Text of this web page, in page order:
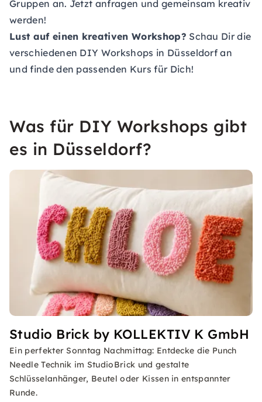
Gruppen an. Jetzt anfragen und gemeinsam kreativ
werden!
Lust auf einen kreativen Workshop? Schau Dir die
verschiedenen DIY Workshops in Düsseldorf an
und finde den passenden Kurs für Dich!
Was für DIY Workshops gibt
es in Düsseldorf?
Studio Brick by KOLLEKTIV K GmbH
Ein perfekter Sonntag Nachmittag: Entdecke die Punch
Needle Technik im StudioBrick und gestalte
Schlüsselanhänger, Beutel oder Kissen in entspannter
Runde.